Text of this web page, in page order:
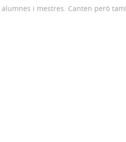
alumnes i mestres. Canten però